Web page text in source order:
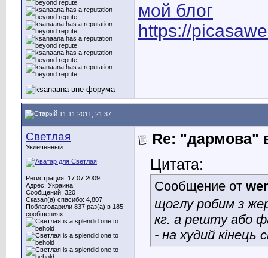
мой блог
https://
11.11.2011, 21:37
Светлая
Увлеченный
Регистрация: 17.07.2009
Адрес: Украина
Сообщений: 320
Сказал(а) спасибо: 4,807
Поблагодарили 837 раз(а) в 185
сообщениях
Re: "дармова"
Цитата:
Сообщение от
щоглу робим з
кг. а решту або
- на худий кінець